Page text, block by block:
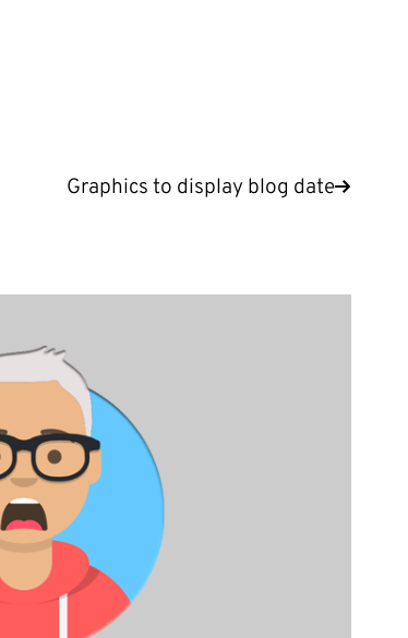
Graphics to display blog date